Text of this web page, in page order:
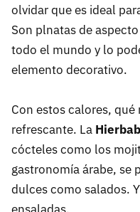
olvidar que es ideal
Son plnatas de
todo el mundo y lo
elemento decorativo.
Con estos calores,
refrescante. La
cócteles como los
gastronomía árabe, se
dulces como salados.